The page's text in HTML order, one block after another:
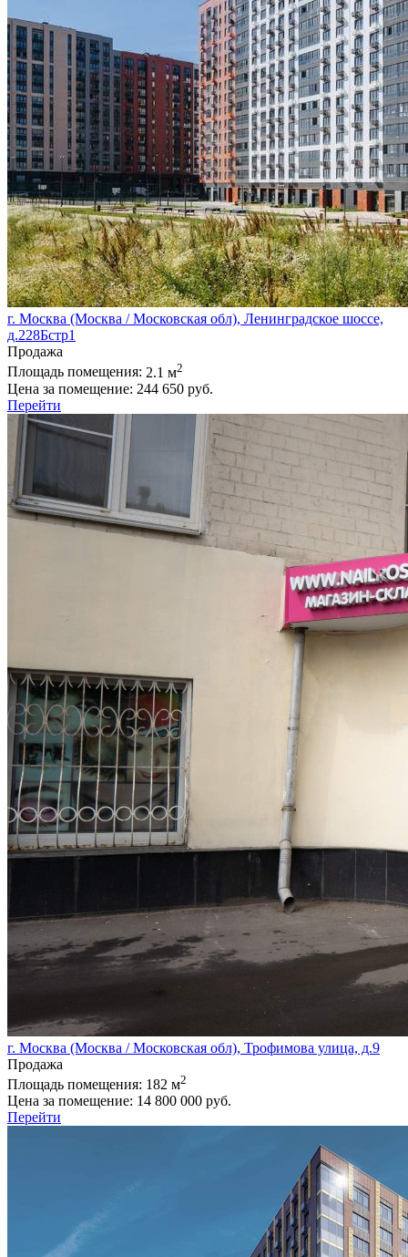
г. Москва (Москва / Московская обл), Ленинградское шоссе,
д.228Бстр1
Продажа
Площадь помещения: 2.1 м2
Цена за помещение: 244 650 руб.
Перейти
г. Москва (Москва / Московская обл), Трофимова улица, д.9
Продажа
Площадь помещения: 182 м2
Цена за помещение: 14 800 000 руб.
Перейти